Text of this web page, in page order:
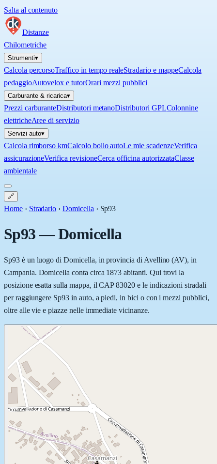
Salta al contenuto
Distanze
Chilometriche
Strumenti▾
Calcola percorsoTraffico in tempo realeStradario e mappeCalcola
pedaggioAutovelox e tutorOrari mezzi pubblici
Carburante & ricarica▾
Prezzi carburanteDistributori metanoDistributori GPLColonnine
elettricheAree di servizio
Servizi auto▾
Calcola rimborso kmCalcolo bollo autoLe mie scadenzeVerifica
assicurazioneVerifica revisioneCerca officina autorizzataClasse
ambientale
🔗
Home › Stradario › Domicella › Sp93
Sp93—Domicella
Sp93 è un luogo di Domicella, in provincia di Avellino (AV), in
Campania. Domicella conta circa 1873 abitanti. Qui trovi la
posizione esatta sulla mappa, il CAP 83020 e le indicazioni stradali
per raggiungere Sp93 in auto, a piedi, in bici o con i mezzi pubblici,
oltre alle vie e piazze nelle immediate vicinanze.